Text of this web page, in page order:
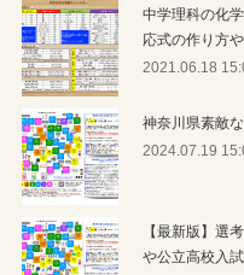
中学理科の化
応式の作り方
2021.06.18
神奈川県素敵
2024.07.19
【最新版】選
や公立高校入